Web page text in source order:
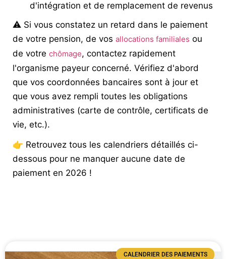
d'intégration et de remplacement de revenus
⚠️ Si vous constatez un retard dans le paiement
de votre pension, de vos allocations familiales ou
de votre chômage, contactez rapidement
l'organisme payeur concerné. Vérifiez d'abord
que vos coordonnées bancaires sont à jour et
que vous avez rempli toutes les obligations
administratives (carte de contrôle, certificats de
vie, etc.).
👉 Retrouvez tous les calendriers détaillés ci-
dessous pour ne manquer aucune date de
paiement en 2026 !
CALENDRIER DES PAIEMENTS